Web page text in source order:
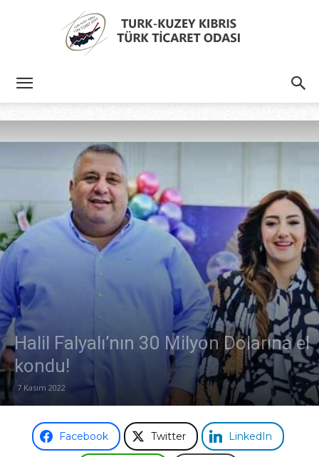
Türk
Ticaret
Odası
Halil Falyalı’nın 30 Milyon Dolarına el
kondu!
7 Kasım 2022
Facebook Twitter LinkedIn